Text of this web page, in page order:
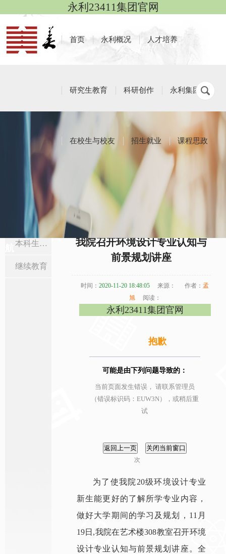
永利23411集团官网
首页 永利概况 人才培养
研究生教育 科研创作 永利集团
在校生与校友 招生就业 课程思政
栏目导
本科生教育
继续教育
本科生教育
人才培养
我院召开环境设计专业认知与
前景规划讲座
时间：2020-11-20 18:48:05 来源： 作者：孟
旭
阅读：
永利23411集团官网
抱歉
可能是由下列问题导致的：
当前页面发生错误， 请联系管理员
（错误标识码：EUW3N），或稍后重
试
次
为了使我院20级环境设计专业
新生能更好的了解所学专业内容，
做好大学期间的学习及规划，11月
19日,我院在艺术楼308教室召开环境
设计专业认知与前景规划讲座。全